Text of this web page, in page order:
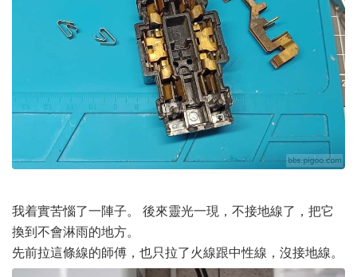
我着實苦惱了一陣子。 後來靈光一現，不接地線了，把它
換到不會淋雨的地方。
先前拉這條線的師傅，也只拉了火線跟中性線，沒接地線。